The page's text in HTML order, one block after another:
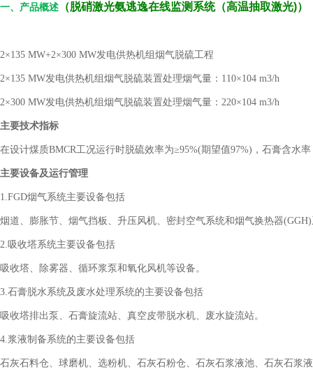
一、产品概述 （脱硝激光氨逃逸在线监测系统（高温抽取激光)）
2×135 MW+2×300 MW发电供热机组烟气脱硫工程
2×135 MW发电供热机组烟气脱硫装置处理烟气量：110×104 m3/h
2×300 MW发电供热机组烟气脱硫装置处理烟气量：220×104 m3/h
主要技术指标
在设计煤质BMCR工况运行时脱硫效率为≥95%(期望值97%)，石膏含水率
主要设备及运行管理
1.FGD烟气系统主要设备包括
烟道、膨胀节、烟气挡板、升压风机、密封空气系统和烟气换热器
2.吸收塔系统主要设备包括
吸收塔、除雾器、循环浆泵和氧化风机等设备。
3.石膏脱水系统及废水处理系统的主要设备包括
吸收塔排出泵、石膏旋流站、真空皮带脱水机、废水旋流站。
4.浆液制备系统的主要设备包括
石灰石料仓、球磨机、选粉机、石灰石粉仓、石灰石浆液池、石灰石浆